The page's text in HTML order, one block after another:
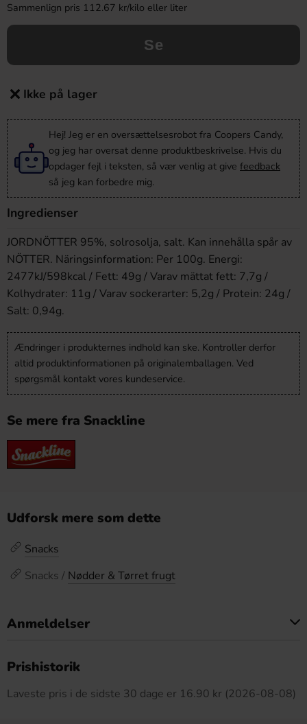
Sammenlign pris 112.67 kr/kilo eller liter
Se
Ikke på lager
Hej! Jeg er en oversættelsesrobot fra Coopers Candy,
og jeg har oversat denne produktbeskrivelse. Hvis du
opdager fejl i teksten, så vær venlig at give feedback
så jeg kan forbedre mig.
Ingredienser
JORDNÖTTER 95%, solrosolja, salt. Kan innehålla spår av
NÖTTER. Näringsinformation: Per 100g. Energi:
2477kJ/598kcal / Fett: 49g / Varav mättat fett: 7,7g /
Kolhydrater: 11g / Varav sockerarter: 5,2g / Protein: 24g /
Salt: 0,94g.
Ændringer i produkternes indhold kan ske. Kontroller derfor
altid produktinformationen på originalemballagen. Ved
spørgsmål kontakt vores kundeservice.
Se mere fra Snackline
Udforsk mere som dette
Snacks
Snacks / Nødder & Tørret frugt
Anmeldelser
Prishistorik
Laveste pris i de sidste 30 dage er 16.90 kr (2026-08-08)